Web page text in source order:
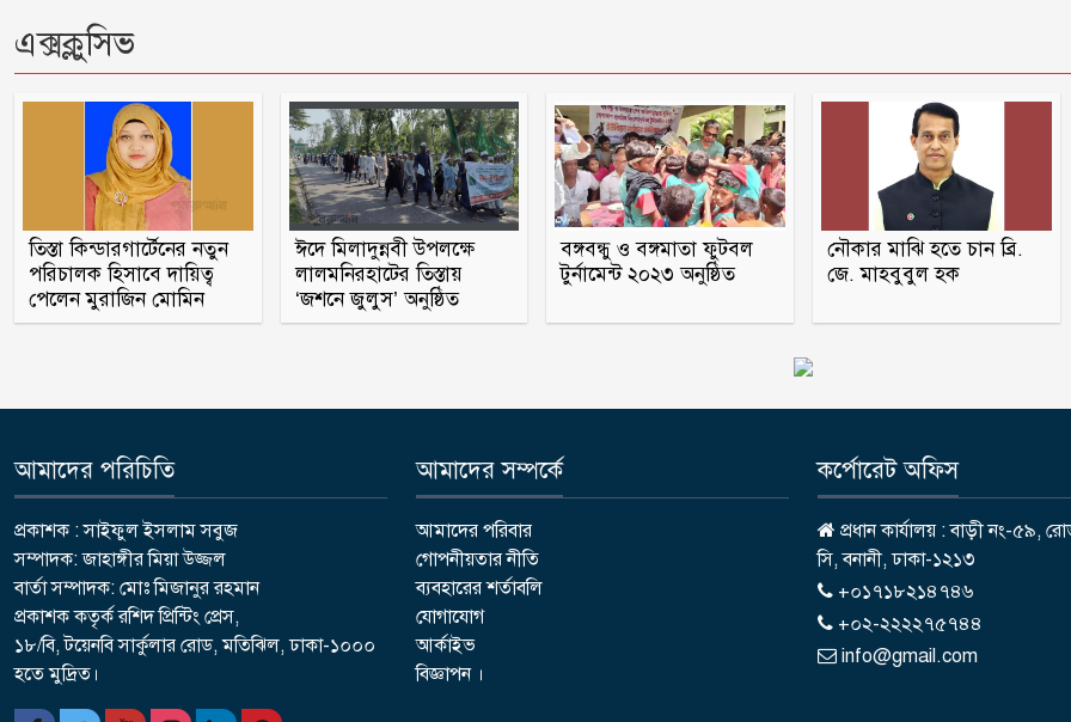
এক্সক্লুসিভ
তিস্তা কিন্ডারগার্টেনের নতুন
পরিচালক হিসাবে দায়িত্ব
পেলেন মুরাজিন মোমিন
ঈদে মিলাদুন্নবী উপলক্ষে
লালমনিরহাটের তিস্তায়
‘জশনে জুলুস’ অনুষ্ঠিত
বঙ্গবন্ধু ও বঙ্গমাতা ফুটবল
টুর্নামেন্ট ২০২৩ অনুষ্ঠিত
নৌকার মাঝি হতে চান ব্রি.
জে. মাহবুবুল হক
আমাদের পরিচিতি
প্রকাশক : সাইফুল ইসলাম সবুজ
সম্পাদক: জাহাঙ্গীর মিয়া উজ্জল
বার্তা সম্পাদক: মোঃ মিজানুর রহমান
প্রকাশক কতৃর্ক রশিদ প্রিন্টিং প্রেস,
১৮/বি, টয়েনবি সার্কুলার রোড, মতিঝিল, ঢাকা-১০০০
হতে মুদ্রিত।
আমাদের সম্পর্কে
আমাদের পরিবার
গোপনীয়তার নীতি
ব্যবহারের শর্তাবলি
যোগাযোগ
আর্কাইভ
বিজ্ঞাপন ।
কর্পোরেট অফিস
প্রধান কার্যালয় : বাড়ী নং-৫৯,
সি, বনানী, ঢাকা-১২১৩
+০১৭১৮২১৪৭৪৬
+০২-২২২২৭৫৭৪৪
info@gmail.com